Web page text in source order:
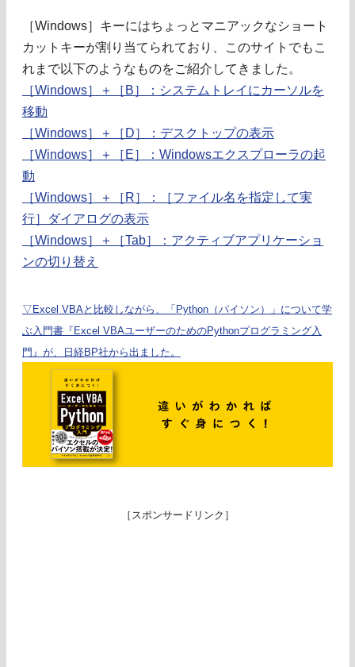
［Windows］キーにはちょっとマニアックなショート
カットキーが割り当てられており、このサイトでもこ
れまで以下のようなものをご紹介してきました。
［Windows］＋［B］：システムトレイにカーソルを
移動
［Windows］＋［D］：デスクトップの表示
［Windows］＋［E］：Windowsエクスプローラの起
動
［Windows］＋［R］：［ファイル名を指定して実
行］ダイアログの表示
［Windows］＋［Tab］：アクティブアプリケーショ
ンの切り替え
▽Excel VBAと比較しながら、「Python（パイソン）」について学
ぶ入門書『Excel VBAユーザーのためのPythonプログラミング入
門』が、日経BP社から出ました。
［スポンサードリンク］